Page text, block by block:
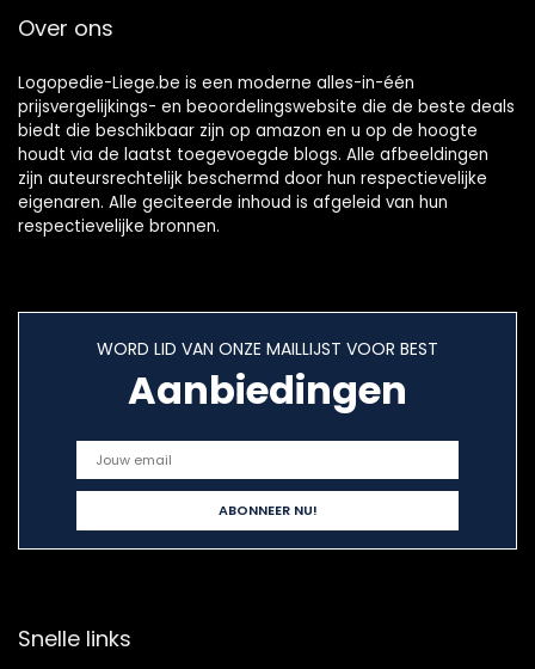
Over ons
Logopedie-Liege.be is een moderne alles-in-één
prijsvergelijkings- en beoordelingswebsite die de beste deals
biedt die beschikbaar zijn op amazon en u op de hoogte
houdt via de laatst toegevoegde blogs. Alle afbeeldingen
zijn auteursrechtelijk beschermd door hun respectievelijke
eigenaren. Alle geciteerde inhoud is afgeleid van hun
respectievelijke bronnen.
WORD LID VAN ONZE MAILLIJST VOOR BEST
Aanbiedingen
Snelle links